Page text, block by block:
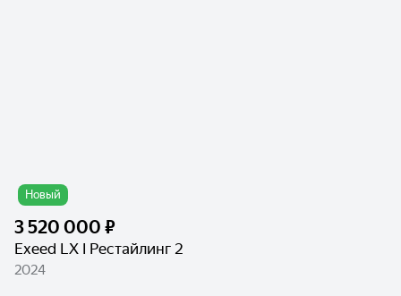
Новый
3 520 000 ₽
Exeed LX I Рестайлинг 2
2024